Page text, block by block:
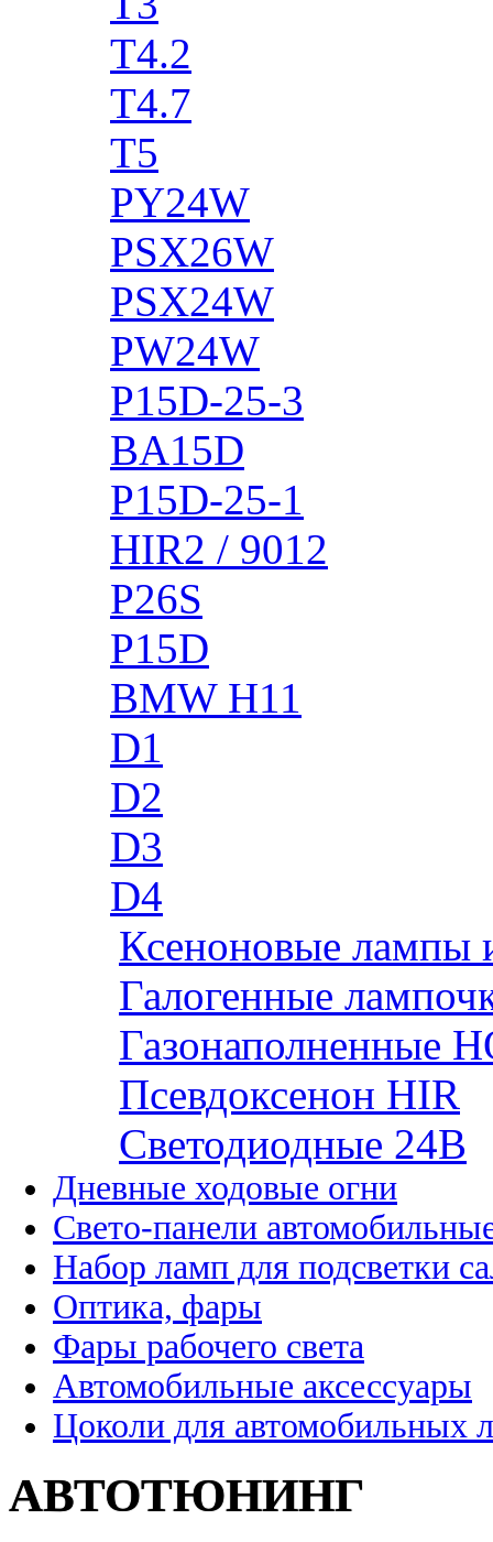
T4.2
T4.7
T5
PY24W
PSX26W
PSX24W
PW24W
P15D-25-3
BA15D
P15D-25-1
HIR2 / 9012
P26S
P15D
BMW H11
D1
D2
D3
D4
Ксеноновые лампы
Галогенные
Газонаполненные
Псевдоксенон HIR
Cветодиодные 24B
Дневные ходовые огни
Свето-панели
Набор ламп для подсветки
Оптика, фары
Фары рабочего света
Автомобильные аксессуары
Цоколи для автомобильных
АВТОТЮНИНГ